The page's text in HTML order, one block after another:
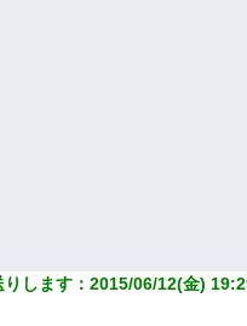
垂らし嗚咽する私に、猫が
します ：2015/06/12(金)